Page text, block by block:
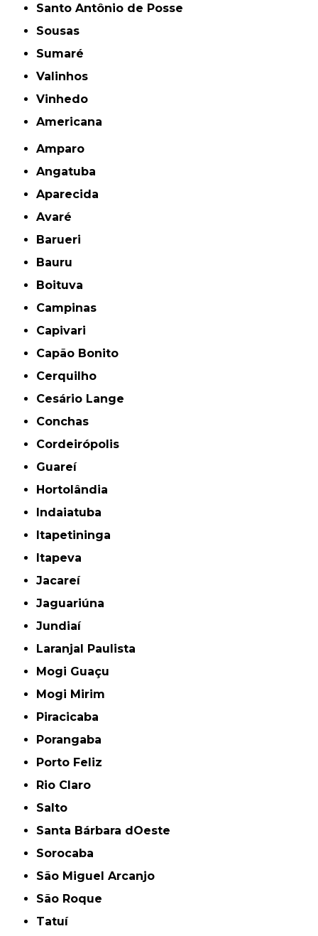
Santo Antônio de Posse
Sousas
Sumaré
Valinhos
Vinhedo
americana
Amparo
Angatuba
Aparecida
Avaré
Barueri
Bauru
Boituva
Campinas
Capivari
Capão Bonito
Cerquilho
Cesário Lange
Conchas
Cordeirópolis
Guareí
Hortolândia
Indaiatuba
Itapetininga
Itapeva
Jacareí
Jaguariúna
Jundiaí
Laranjal Paulista
Mogi Guaçu
Mogi Mirim
Piracicaba
Porangaba
Porto Feliz
Rio Claro
Salto
Santa Bárbara dOeste
Sorocaba
São Miguel Arcanjo
São Roque
Tatuí